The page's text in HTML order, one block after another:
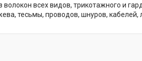
всех видов, трикотажного и
тесьмы, проводов, шнуров, кабелей,